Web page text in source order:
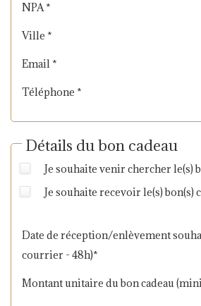
NPA *
Ville *
Email *
Téléphone *
Détails du bon cadeau
Je souhaite venir chercher le(s)
Je souhaite recevoir le(s)
Date de réception/enlèvement
courrier - 48h)*
Montant unitaire du bon cadeau